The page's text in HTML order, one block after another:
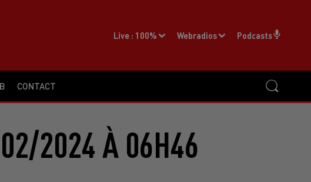
CONTACT
Live : 100% Webradios Podcasts
2024 À 06H46